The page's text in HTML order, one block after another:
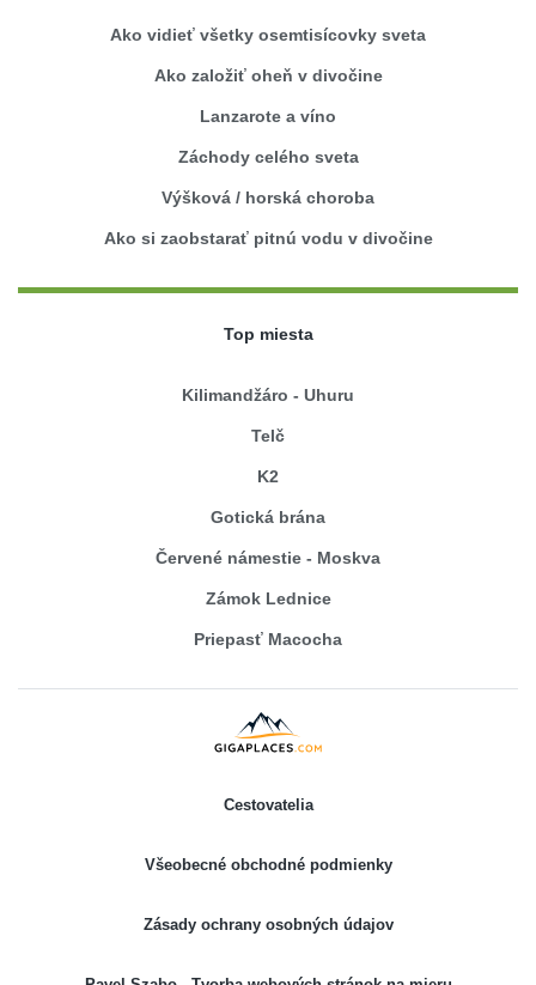
Ako vidieť všetky osemtisícovky sveta
Ako založiť oheň v divočine
Lanzarote a víno
Záchody celého sveta
Výšková / horská choroba
Ako si zaobstarať pitnú vodu v divočine
Top miesta
Kilimandžáro - Uhuru
Telč
K2
Gotická brána
Červené námestie - Moskva
Zámok Lednice
Priepasť Macocha
Cestovatelia
Všeobecné obchodné podmienky
Zásady ochrany osobných údajov